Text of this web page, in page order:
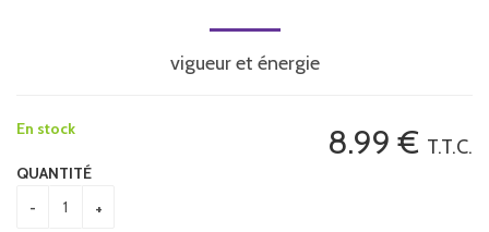
vigueur et énergie
8.99 € T.T.C.
En stock
QUANTITÉ